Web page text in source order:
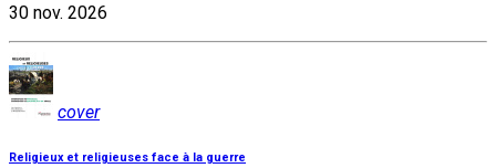
30 nov. 2026
cover
Religieux et religieuses face à la guerre